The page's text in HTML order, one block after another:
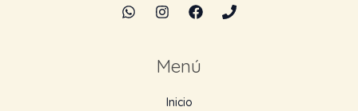
Menú
Inicio